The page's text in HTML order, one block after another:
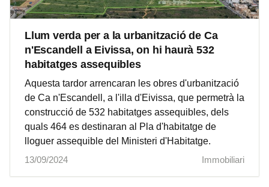
Llum verda per a la urbanització de Ca
n'Escandell a Eivissa, on hi haurà 532
habitatges assequibles
Aquesta tardor arrencaran les obres d'urbanització
de Ca n'Escandell, a l'illa d'Eivissa, que permetrà la
construcció de 532 habitatges assequibles, dels
quals 464 es destinaran al Pla d'habitatge de
lloguer assequible del Ministeri d'Habitatge.
13/09/2024
Immobiliari